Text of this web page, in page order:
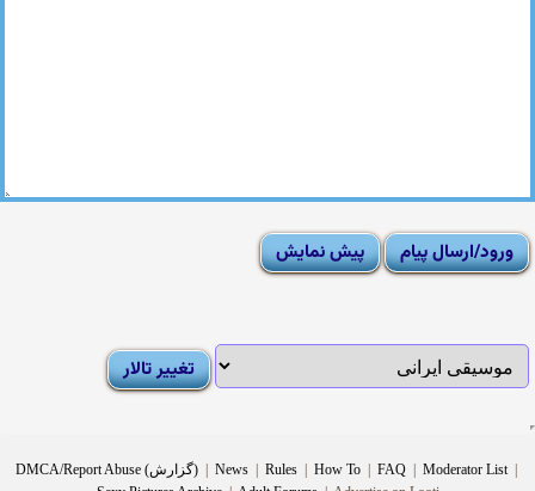
DMCA/Report Abuse (گزارش) | News | Rules | How To | FAQ | Moderator List |